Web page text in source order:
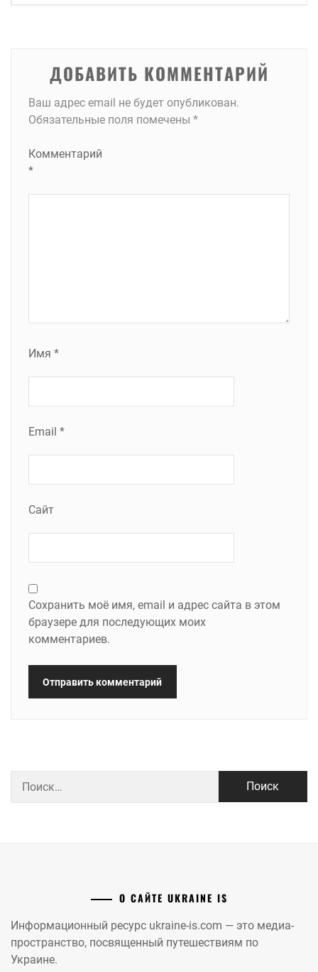
ДОБАВИТЬ КОММЕНТАРИЙ
Ваш адрес email не будет опубликован.
Обязательные поля помечены *
Комментарий
*
Имя *
Email *
Сайт
Сохранить моё имя, email и адрес сайта в этом
браузере для последующих моих
комментариев.
О САЙТЕ UKRAINE IS
Информационный ресурс ukraine-is.com — это медиа-
пространство, посвященный путешествиям по
Украине.